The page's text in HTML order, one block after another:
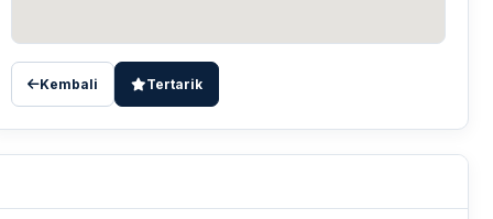
Kembali Tertarik